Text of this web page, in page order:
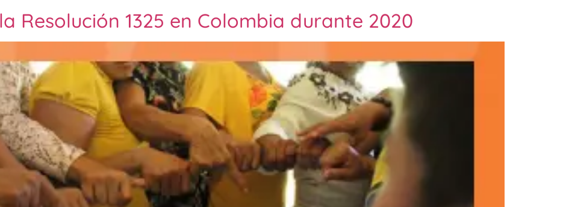
Resolución 1325 en Colombia durante 2020